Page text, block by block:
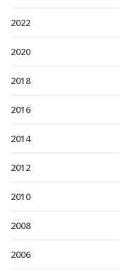
2022
2020
2018
2016
2014
2012
2010
2008
2006